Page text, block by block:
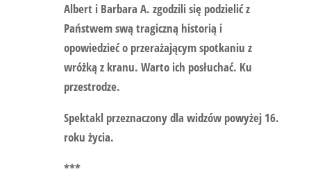
Albert i Barbara A. zgodzili się podzielić z
Państwem swą tragiczną historią i
opowiedzieć o przerażającym spotkaniu z
wróżką z kranu. Warto ich posłuchać. Ku
przestrodze.
Spektakl przeznaczony dla widzów powyżej 16.
roku życia.
***